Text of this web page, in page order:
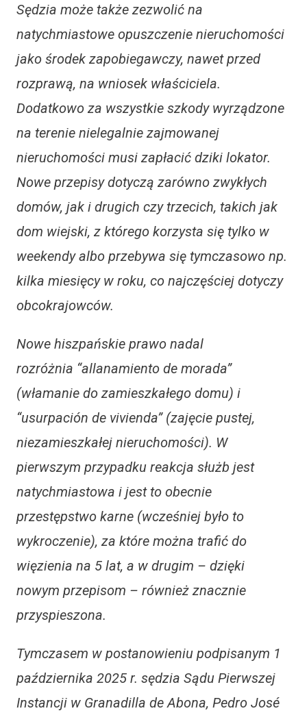
Sędzia może także zezwolić na
natychmiastowe opuszczenie nieruchomości
jako środek zapobiegawczy, nawet przed
rozprawą, na wniosek właściciela.
Dodatkowo za wszystkie szkody wyrządzone
na terenie nielegalnie zajmowanej
nieruchomości musi zapłacić dziki lokator.
Nowe przepisy dotyczą zarówno zwykłych
domów, jak i drugich czy trzecich, takich jak
dom wiejski, z którego korzysta się tylko w
weekendy albo przebywa się tymczasowo np.
kilka miesięcy w roku, co najczęściej dotyczy
obcokrajowców.
Nowe hiszpańskie prawo nadal
rozróżnia “allanamiento de morada”
(włamanie do zamieszkałego domu) i
“usurpación de vivienda” (zajęcie pustej,
niezamieszkałej nieruchomości). W
pierwszym przypadku reakcja służb jest
natychmiastowa i jest to obecnie
przestępstwo karne (wcześniej było to
wykroczenie), za które można trafić do
więzienia na 5 lat, a w drugim – dzięki
nowym przepisom – również znacznie
przyspieszona.
Tymczasem w postanowieniu podpisanym 1
października 2025 r. sędzia Sądu Pierwszej
Instancji w Granadilla de Abona, Pedro José